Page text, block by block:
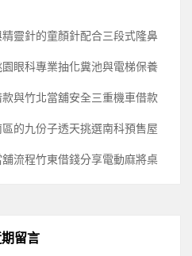
靈針的童顏針配合三段式隆鼻
眼科專業抽化糞池與電梯保養
與竹北當舖安全三重機車借款
的九份子透天挑選南科預售屋
流程竹東借錢分享電動麻將桌
留言